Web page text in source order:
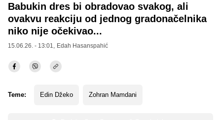
Babukin dres bi obradovao svakog, ali
ovakvu reakciju od jednog gradonačelnika
niko nije očekivao...
15.06.26. - 13:01, Edah Hasanspahić
Teme: Edin Džeko Zohran Mamdani